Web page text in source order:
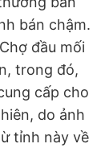
bán chậm.
đầu mối
trong đó,
cấp cho
do ảnh
tỉnh này về